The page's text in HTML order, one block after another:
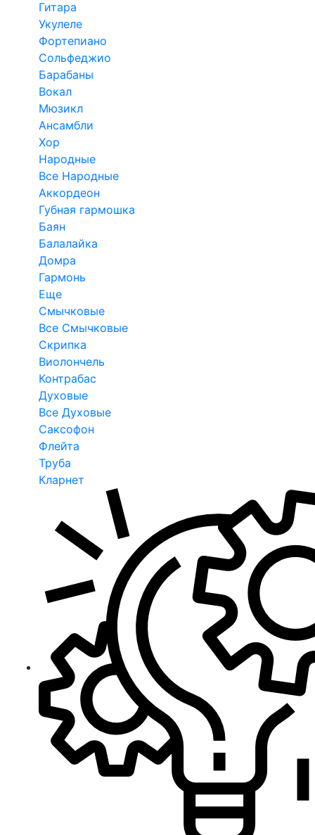
Гитара
Укулеле
Фортепиано
Сольфеджио
Барабаны
Вокал
Мюзикл
Ансамбли
Хор
Народные
Все Народные
Аккордеон
Губная гармошка
Баян
Балалайка
Домра
Гармонь
Еще
Смычковые
Все Смычковые
Скрипка
Виолончель
Контрабас
Духовые
Все Духовые
Саксофон
Флейта
Труба
Кларнет